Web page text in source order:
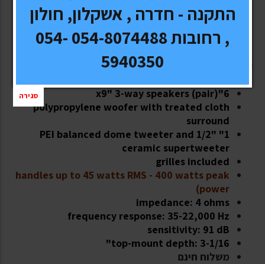
Product highlights:
6"x9" 3-way speakers (pair)
polypropylene woofer with treated cloth
surround
1" PEI balanced dome tweeter and 1/2"
ceramic supertweeter
grilles included
handles up to 45 watts RMS - 400 watts peak
power)
impedance: 4 ohms
frequency response: 35-22,000 Hz
sensitivity: 91 dB
top-mount depth: 3-1/16"
משלוח חינם
התקנה - חדרה , אשקלון, חולון
, רחובות 054-8074488 054-
5940350
סגירה